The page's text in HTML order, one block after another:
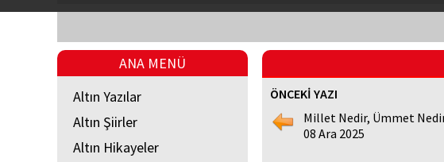
ANA MENÜ
Altın Yazılar
Altın Şiirler
Altın Hikayeler
ÖNCEKİ YAZI
Millet Nedir, Ümmet
08 Ara 2025